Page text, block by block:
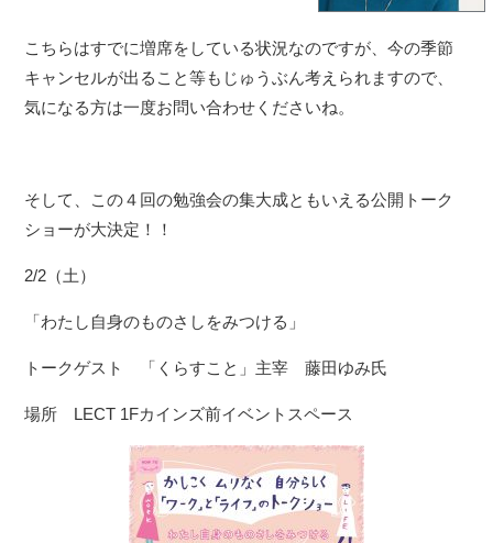
こちらはすでに増席をしている状況なのですが、今の季節
キャンセルが出ること等もじゅうぶん考えられますので、
気になる方は一度お問い合わせくださいね。
そして、この４回の勉強会の集大成ともいえる公開トーク
ショーが大決定！！
2/2（土）
「わたし自身のものさしをみつける」
トークゲスト 「くらすこと」主宰 藤田ゆみ氏
場所 LECT 1Fカインズ前イベントスペース